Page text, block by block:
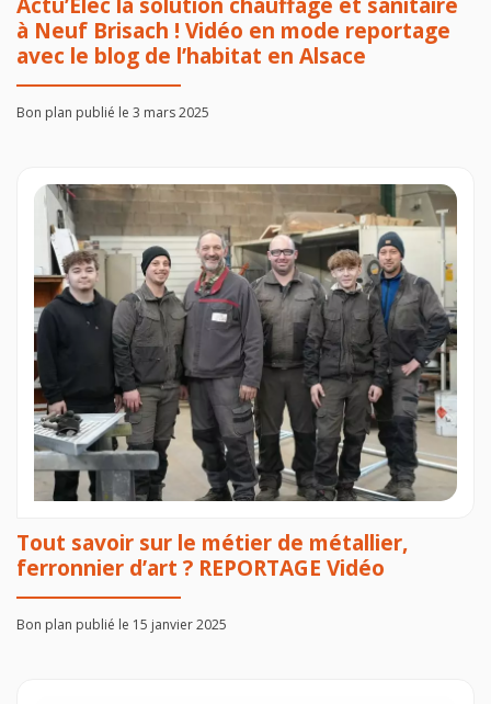
à Neuf Brisach ! Vidéo en mode reportage
avec le blog de l’habitat en Alsace
Bon plan publié le 3 mars 2025
Tout savoir sur le métier de métallier,
ferronnier d’art ? REPORTAGE Vidéo
Bon plan publié le 15 janvier 2025